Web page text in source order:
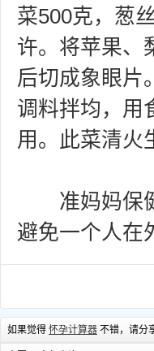
菜500克，葱
许。将苹果、
后切成象眼片
调料拌均，用
用。此菜清火
准妈妈保
避免一个人在
如果觉得 怀孕计算器 不错，请分